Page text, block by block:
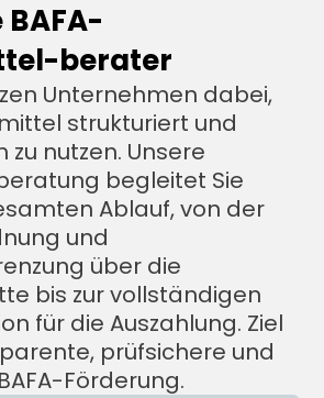
berater
Unternehmen dabei,
strukturiert und
nutzen. Unsere
begleitet Sie
Ablauf, von der
und
über die
bis zur vollständigen
für die Auszahlung. Ziel
prüfsichere und
Förderung.